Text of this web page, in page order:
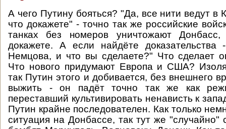
А чего Путину бояться? "Да, все нити ведут в
что докажете" - точно так же российские
танках без номеров уничтожают
докажете. А если найдёте
Немцова, и что вы сделаете?" Что сделает
Что нового придумают Европа и США?
так Путин этого и добивается, без внешнего
выжить - он падёт точно так же как
переставший культивировать ненависть к
Путин крайне последователен. Как только
ситуация на Донбассе, так тут же "случайно"